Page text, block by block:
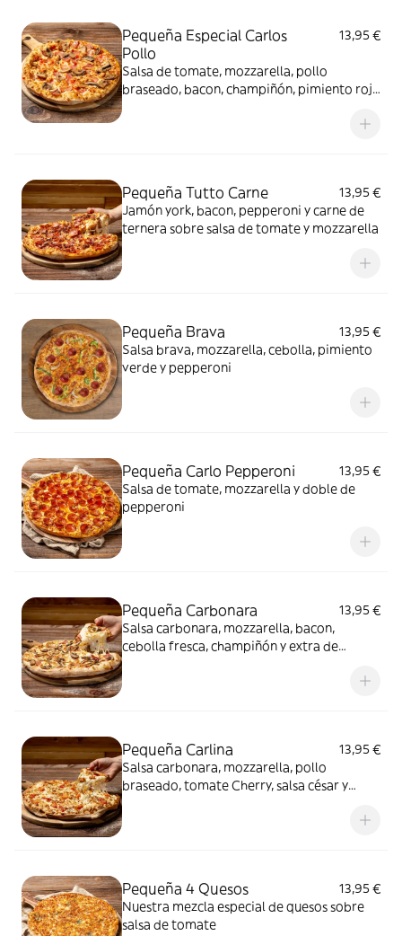
Pequeña Especial Carlos
Pollo
13,95 €
Salsa de tomate, mozzarella, pollo
braseado, bacon, champiñón, pimiento rojo
Pequeña Tutto Carne
13,95 €
Jamón york, bacon, pepperoni y carne de
ternera sobre salsa de tomate y mozzarella
Pequeña Brava
13,95 €
Salsa brava, mozzarella, cebolla, pimiento
verde y pepperoni
Pequeña Carlo Pepperoni
13,95 €
Salsa de tomate, mozzarella y doble de
pepperoni
Pequeña Carbonara
13,95 €
Salsa carbonara, mozzarella, bacon,
cebolla fresca, champiñón y extra de
Pequeña Carlina
13,95 €
Salsa carbonara, mozzarella, pollo
braseado, tomate Cherry, salsa césar y
Pequeña 4 Quesos
13,95 €
Nuestra mezcla especial de quesos sobre
salsa de tomate